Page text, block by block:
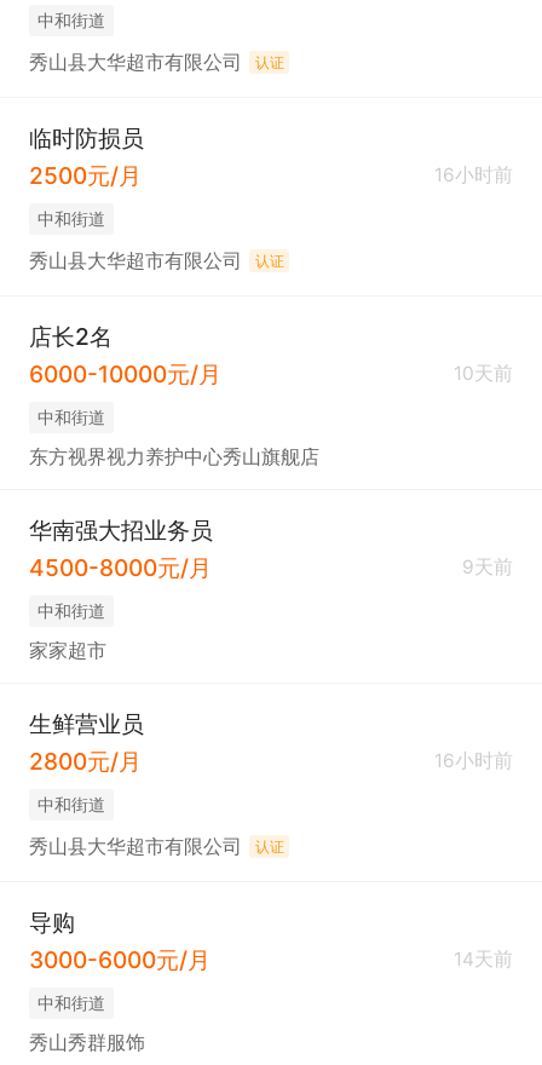
中和街道
秀山县大华超市有限公司 认证
临时防损员
2500元/月
16小时前
中和街道
秀山县大华超市有限公司 认证
店长2名
6000-10000元/月
10天前
中和街道
东方视界视力养护中心秀山旗舰店
华南强大招业务员
4500-8000元/月
9天前
中和街道
家家超市
生鲜营业员
2800元/月
16小时前
中和街道
秀山县大华超市有限公司 认证
导购
3000-6000元/月
14天前
中和街道
秀山秀群服饰